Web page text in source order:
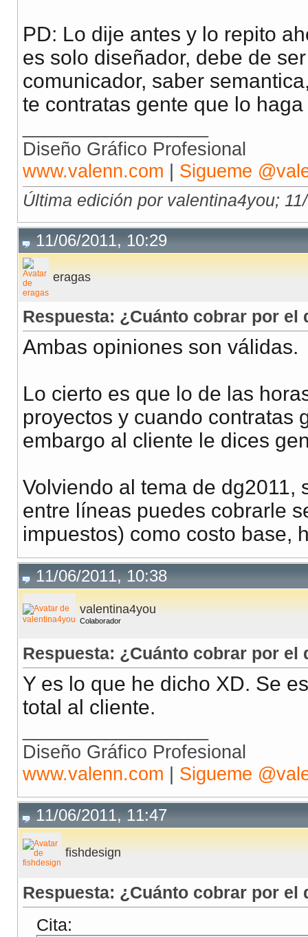
PD: Lo dije antes y lo repito
es solo diseñador, debe de
comunicador, saber
te contratas gente que lo haga
Diseño Gráfico Profesional
www.valenn.com | Sigueme
Última edición por valentina4you;
11/06/2011, 10:29
eragas
Respuesta: ¿Cuánto cobrar por
Ambas opiniones son válidas.
Lo cierto es que lo de las
proyectos y cuando contratas
embargo al cliente le dices
Volviendo al tema de dg2011,
entre líneas puedes cobrarle
impuestos) como costo base,
11/06/2011, 10:38
valentina4you
Colaborador
Respuesta: ¿Cuánto cobrar por
Y es lo que he dicho XD. Se
total al cliente.
Diseño Gráfico Profesional
www.valenn.com | Sigueme
11/06/2011, 11:47
fishdesign
Respuesta: ¿Cuánto cobrar por
Cita: